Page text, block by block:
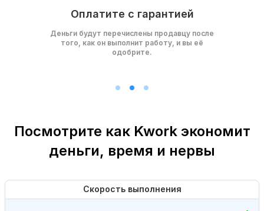
Оплатите с гарантией
Деньги будут перечислены продавцу после
того, как он выполнит работу, и вы её
одобрите.
Посмотрите как Kwork экономит
деньги, время и нервы
Скорость выполнения